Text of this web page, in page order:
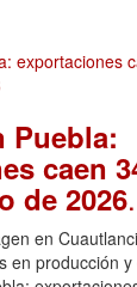
Puebla:
caen
de 2026
en
en producción